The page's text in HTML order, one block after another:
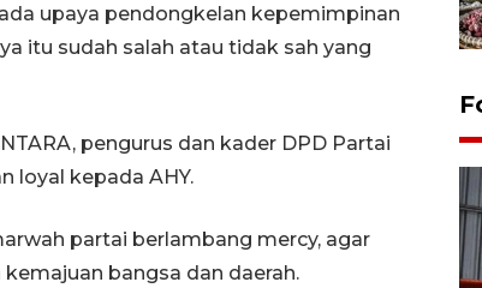
upaya pendongkelan kepemimpinan
itu sudah salah atau tidak sah yang
pengurus dan kader DPD Partai
loyal kepada AHY.
partai berlambang mercy, agar
bangsa dan daerah.